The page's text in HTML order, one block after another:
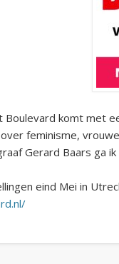
Boulevard komt met
feminisme,
Gerard Baars ga
eind Mei in